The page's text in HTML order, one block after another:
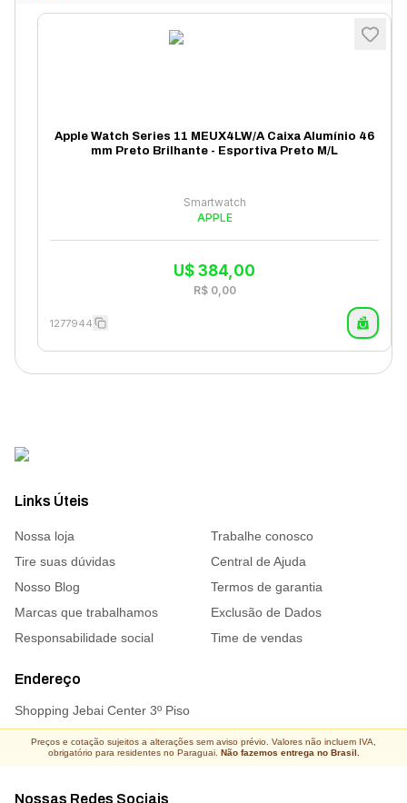
Apple Watch Series 11 MEUX4LW/A Caixa Alumínio 46
mm Preto Brilhante - Esportiva Preto M/L
Smartwatch
APPLE
U$ 384,00
R$ 0,00
1277944
Links Úteis
Nossa loja
Trabalhe conosco
Tire suas dúvidas
Central de Ajuda
Nosso Blog
Termos de garantia
Marcas que trabalhamos
Exclusão de Dados
Responsabilidade social
Time de vendas
Endereço
Shopping Jebai Center 3º Piso
Nossas Redes Sociais
Preços e cotação sujeitos a alterações sem aviso prévio. Valores não incluem IVA,
obrigatório para residentes no Paraguai. Não fazemos entrega no Brasil.